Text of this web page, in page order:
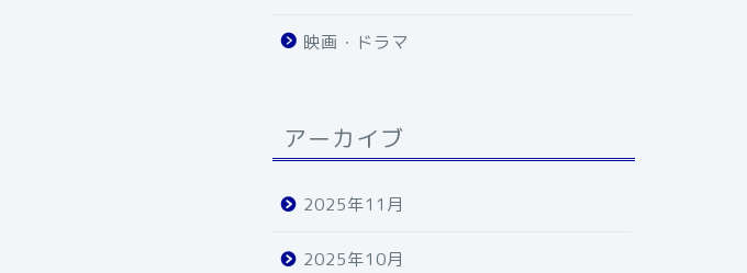
映画・ドラマ
アーカイブ
2025年11月
2025年10月